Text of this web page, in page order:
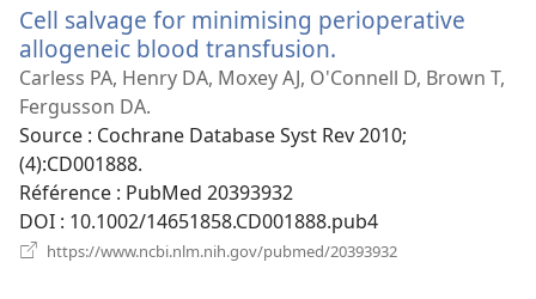
fenêtre)
Cell salvage for minimising perioperative
allogeneic blood transfusion.
une
fenêtre)
Carless PA, Henry DA, Moxey AJ, O'Connell D, Brown T,
Fergusson DA.
Source ‎: Cochrane Database Syst Rev 2010;
(4):CD001888.
Référence ‎: PubMed 20393932
DOI ‎: 10.1002/14651858.CD001888.pub4
https://www.ncbi.nlm.nih.gov/pubmed/20393932